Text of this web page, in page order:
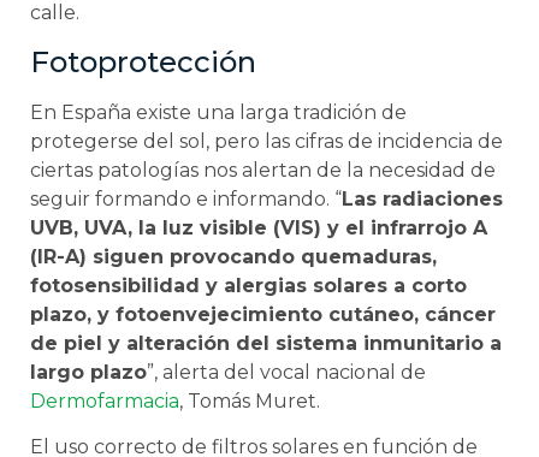
calle.
Fotoprotección
En España existe una larga tradición de
protegerse del sol, pero las cifras de incidencia de
ciertas patologías nos alertan de la necesidad de
seguir formando e informando. “Las radiaciones
UVB, UVA, la luz visible (VIS) y el infrarrojo A
(IR-A) siguen provocando quemaduras,
fotosensibilidad y alergias solares a corto
plazo, y fotoenvejecimiento cutáneo, cáncer
de piel y alteración del sistema inmunitario a
largo plazo”, alerta del vocal nacional de
Dermofarmacia, Tomás Muret.
El uso correcto de filtros solares en función de